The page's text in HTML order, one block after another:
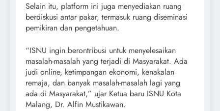
Selain itu, platform ini juga menyediakan ruang
berdiskusi antar pakar, termasuk ruang diseminasi
pemikiran dan pengetahuan.
“ISNU ingin berontribusi untuk menyelesaikan
masalah-masalah yang terjadi di Masyarakat. Ada
judi online, ketimpangan ekonomi, kenakalan
remaja, dan banyak masalah-masalah lagi yang
ada di Masyarakat,” ujar Ketua baru ISNU Kota
Malang, Dr. Alfin Mustikawan.